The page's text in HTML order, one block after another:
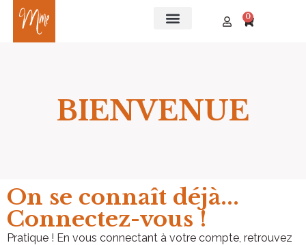
0
BIENVENUE​
On se connaît déjà...
Connectez-vous !
Pratique ! En vous connectant à votre compte, retrouvez